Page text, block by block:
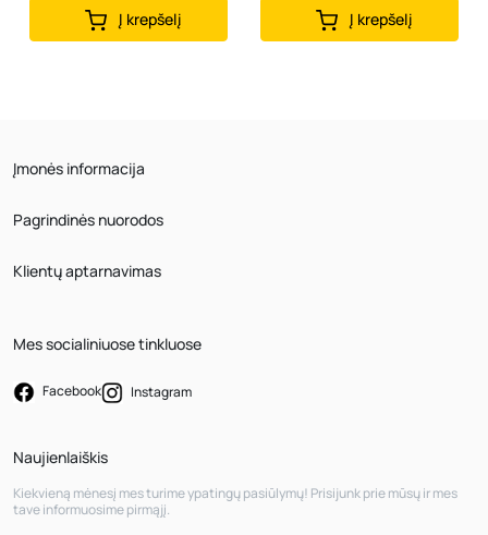
Į krepšelį Į krepšelį
Įmonės informacija
Pagrindinės nuorodos
Klientų aptarnavimas
Mes socialiniuose tinkluose
Facebook Instagram
Naujienlaiškis
Kiekvieną mėnesį mes turime ypatingų pasiūlymų! Prisijunk prie mūsų ir mes
tave informuosime pirmąjį.